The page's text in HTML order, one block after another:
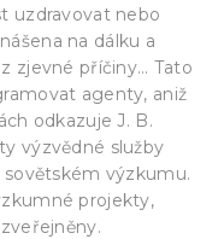
uzdravovat nebo
na dálku a
zjevné příčiny… Tato
agenty, aniž
odkazuje J. B.
výzvědné služby
výzkumu.
projekty,